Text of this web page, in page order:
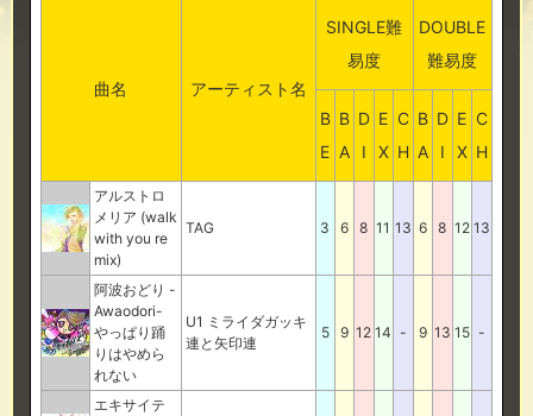
曲名 アーティスト名
SINGLE難
易度
DOUBLE
難易度
B
E
B
A
D
I
E
X
C
H
B
A
D
I
E
X
C
H
アルストロ
メリア (walk
with you re
mix)
TAG 3 6 8 11 13 6 8 12 13
阿波おどり -
Awaodori-
やっぱり踊
りはやめら
れない
U1 ミライダガッキ
連と矢印連
5 9 12 14 - 9 13 15 -
エキサイテ